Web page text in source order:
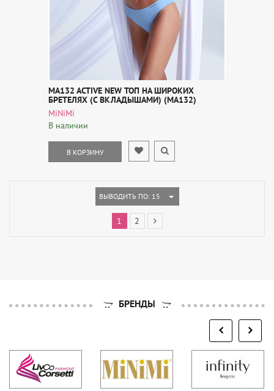
MA132 ACTIVE NEW ТОП НА ШИРОКИХ
БРЕТЕЛЯХ (С ВКЛАДЫШАМИ) (MA132)
MiNiMi
В наличии
В КОРЗИНУ
ВЫВОДИТЬ ПО: 15 TOGGLE DROPDOWN
1 2
БРЕНДЫ